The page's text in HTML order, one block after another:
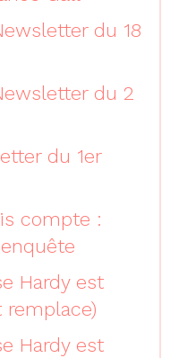
du 18
du 2
du 1er
compte :
Hardy est
remplace)
Hardy est